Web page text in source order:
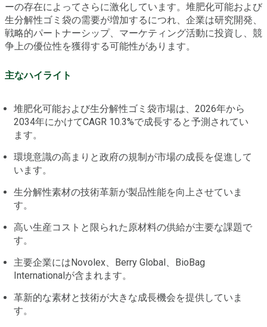
ーの存在によってさらに激化しています。堆肥化可能および
生分解性ゴミ袋の需要が増加するにつれ、企業は研究開発、
戦略的パートナーシップ、マーケティング活動に投資し、競
争上の優位性を獲得する可能性があります。
主なハイライト
堆肥化可能および生分解性ゴミ袋市場は、2026年から
2034年にかけてCAGR 10.3%で成長すると予測されてい
ます。
環境意識の高まりと政府の規制が市場の成長を促進して
います。
生分解性素材の技術革新が製品性能を向上させていま
す。
高い生産コストと限られた原材料の供給が主要な課題で
す。
主要企業にはNovolex、Berry Global、BioBag
Internationalが含まれます。
革新的な素材と技術が大きな成長機会を提供していま
す。